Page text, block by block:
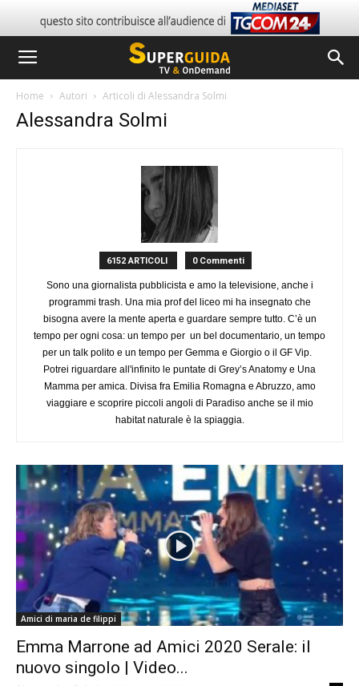
Home Autori Articoli di Alessandra Solmi
Alessandra Solmi
6152 ARTICOLI 0 Commenti
Sono una giornalista pubblicista e amo la televisione, anche i
programmi trash. Una mia prof del liceo mi ha insegnato che
bisogna avere la mente aperta e guardare sempre tutto. C’è un
tempo per ogni cosa: un tempo per un bel documentario, un tempo
per un talk polito e un tempo per Gemma e Giorgio o il GF Vip.
Potrei riguardare all'infinito le puntate di Grey’s Anatomy e Una
Mamma per amica. Divisa fra Emilia Romagna e Abruzzo, amo
viaggiare e scoprire piccoli angoli di Paradiso anche se il mio
habitat naturale è la spiaggia.
Amici di maria de filippi
Emma Marrone ad Amici 2020 Serale: il
nuovo singolo | Video...